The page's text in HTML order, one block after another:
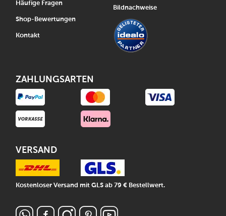
Häufige Fragen
Shop-Bewertungen
Kontakt
Bildnachweise
ZAHLUNGSARTEN
VERSAND
Kostenloser Versand mit GLS ab 79 € Bestellwert.